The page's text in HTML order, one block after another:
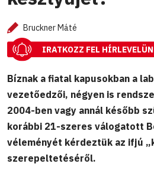
Bruckner Máté
IRATKOZZ FEL
Bíznak a fiatal kapusokban a
vezetőedzői, négyen is
2004-ben vagy annál később
korábbi 21-szeres válogatott
véleményét kérdeztük az ifjú
szerepeltetéséről.